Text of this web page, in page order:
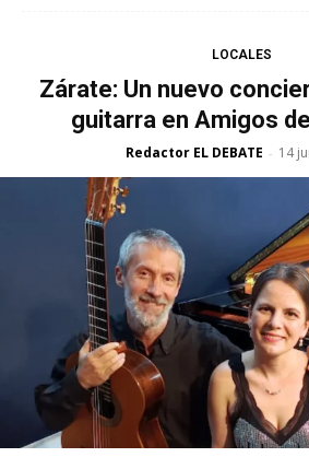
LOCALES
Zárate: Un nuevo
guitarra en Amigos
Redactor EL DEBATE - 14